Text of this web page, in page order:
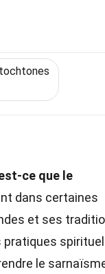
ce que le
dans certaines
et ses
pratiques
le